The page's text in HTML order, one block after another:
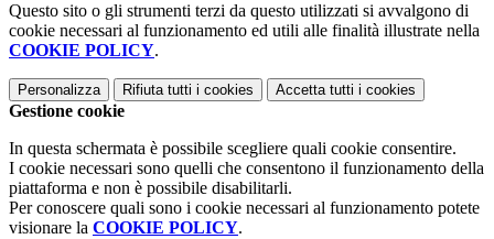
Questo sito o gli strumenti terzi da questo utilizzati si avvalgono di
cookie necessari al funzionamento ed utili alle finalità illustrate nella
COOKIE POLICY.
Personalizza Rifiuta tutti i cookies Accetta tutti i cookies
Gestione cookie
In questa schermata è possibile scegliere quali cookie consentire.
I cookie necessari sono quelli che consentono il funzionamento della
piattaforma e non è possibile disabilitarli.
Per conoscere quali sono i cookie necessari al funzionamento potete
visionare la COOKIE POLICY.